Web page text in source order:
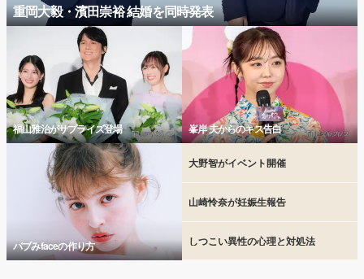
重岡大毅・濱田崇裕 結婚を同時発表
福山雅治がサプライズ登場 峯岸 夫からのキス告白
バブみfaceの作り方
大野智がイベント開催
山崎怜奈が妊娠生報告
しつこい異性の心理と対処法